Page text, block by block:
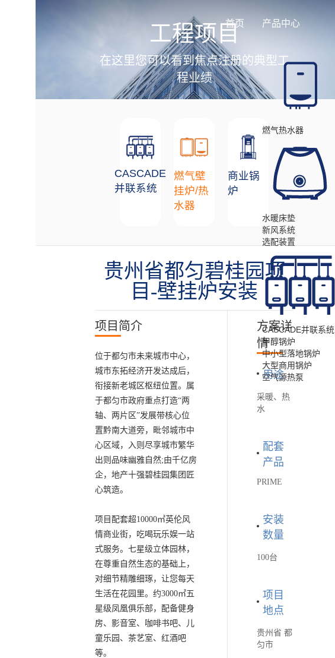
首页 产品中心
燃气热水器
水暖床垫
新风系统
选配装置
CASCADE并联系统
甲醇锅炉
中小型落地锅炉
大型商用锅炉
空气源热泵
工程项目
在这里您可以看到焦点注册的典型工
程业绩
CASCADE
并联系统
燃气壁
挂炉/热
水器
商业锅
炉
贵州省都匀碧桂园项
目-壁挂炉安装
项目简介
位于都匀市未来城市中心，
城市东拓经济开发达成后，
衔接新老城区枢纽位置。属
于都匀市政府重点打造“两
轴、两片区”发展带核心位
置黔南大道旁，毗邻城市中
心区域，入则尽享城市繁华
出则品味幽雅自然;由千亿房
企，地产十强碧桂园集团匠
心筑造。
项目配套超10000㎡英伦风
情商业街，吃喝玩乐娱一站
式服务。七星级立体园林，
在尊重自然生态的基础上，
对细节精雕细琢，让您每天
生活在花园里。约3000㎡五
星级凤凰俱乐部，配备健身
房、影音室、咖啡书吧、儿
童乐园、茶艺室、红酒吧
等。
方案详
情
用途
采暖、热
水
配套
产品
PRIME
安装
数量
100台
项目
地点
贵州省 都
匀市